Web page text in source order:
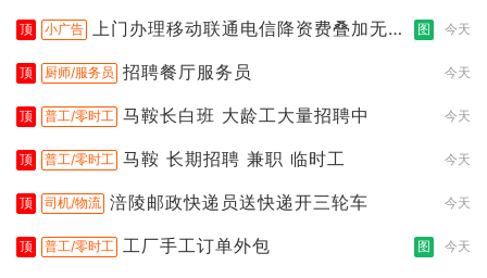
顶 小广告 上门办理移动联通电信降资费叠加无限
图 今天
顶 厨师/服务员 招聘餐厅服务员 今天
顶 普工/零时工 马鞍长白班 大龄工大量招聘中 今天
顶 普工/零时工 马鞍 长期招聘 兼职 临时工 今天
顶 司机/物流 涪陵邮政快递员送快递开三轮车 今天
顶 普工/零时工 工厂手工订单外包 图 今天